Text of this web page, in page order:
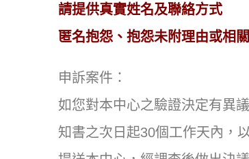
請提供真實姓名及聯絡方式
匿名抱怨、抱怨未附理由或相
申訴案件：
如您對本中心之驗證決定有異
知書之次日起30個工作天內，